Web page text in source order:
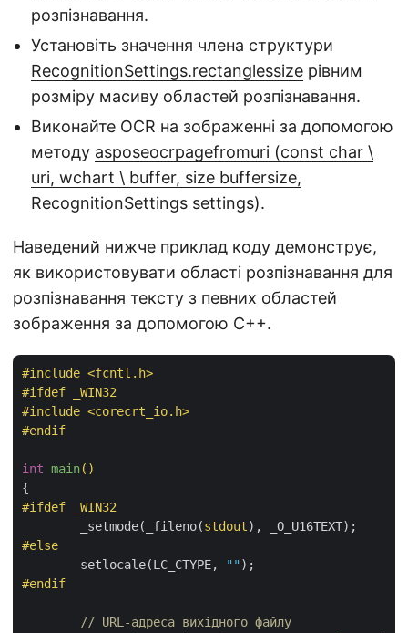
розпізнавання.
Установіть значення члена структури
RecognitionSettings.rectanglessize рівним
розміру масиву областей розпізнавання.
Виконайте OCR на зображенні за допомогою
методу asposeocrpagefromuri (const char \
uri, wchart \ buffer, size buffersize,
RecognitionSettings settings).
Наведений нижче приклад коду демонструє,
як використовувати області розпізнавання для
розпізнавання тексту з певних областей
зображення за допомогою C++.
#include <fcntl.h>
#ifdef _WIN32
#include <corecrt_io.h>
#endif
int main()
#ifdef _WIN32
	_setmode(_fileno(
stdout
#else
	setlocale(LC_CTYPE,
""
#endif
// URL-адреса вихідного файлу